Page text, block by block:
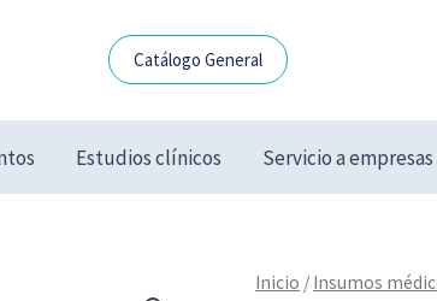
Catálogo General
Estudios clínicos Servicio a empresas
Inicio / Insumos
TUBO